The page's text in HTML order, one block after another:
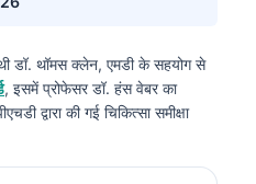
डॉ. थॉमस क्लेन, एमडीके सहयोग से
, इसमें प्रोफेसर डॉ. हंस वेबर का
द्वारा की गई चिकित्सा समीक्षा